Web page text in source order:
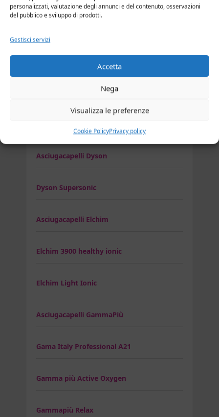
personalizzati, valutazione degli annunci e del contenuto, osservazioni
del pubblico e sviluppo di prodotti.
Gestisci servizi
Accetta
Nega
Visualizza le preferenze
Cookie PolicyPrivacy policy
Asciugacapelli Dyson
Dyson Supersonic
Asciugacapelli Elchim
Elchim 3900 healthy ionic
Elchim Light Ionic
Asciugacapelli GammaPiù
Gama Italy Professional A21
Gamma più Active Oxygen
Gammapiù Relax